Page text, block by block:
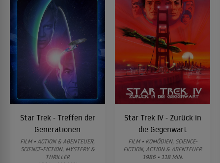
Star Trek - Treffen der
Generationen
FILM • ACTION & ABENTEUER,
SCIENCE-FICTION, MYSTERY &
THRILLER
Star Trek IV - Zurück in
die Gegenwart
FILM • KOMÖDIEN, SCIENCE-
FICTION, ACTION & ABENTEUER
1986 • 118 MIN.